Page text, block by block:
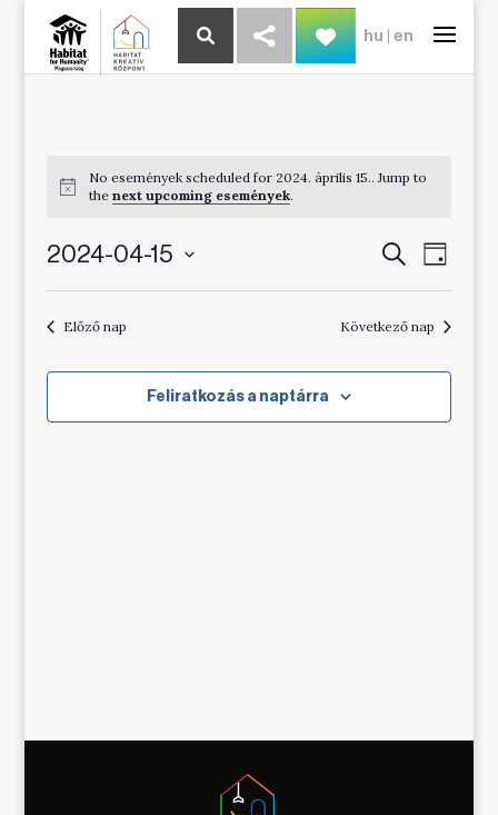
hu |en
No események scheduled for 2024. április 15.. Jump to
the next upcoming események.
Search
and
Keresett
Day
2024-04-15
Dátum
Előző nap Következő nap
Feliratkozás a naptárra